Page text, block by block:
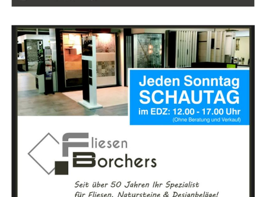
Loka­le Unter­stüt­zung:Durch den Kauf bei
einem loka­len Fahr­rad­händ­ler unter­stützt du
auch dei­ne loka­le Wirt­schaft und Gemein­schaft.
Loka­le Händ­ler tra­gen oft zum sozia­len und kul­
tu­rel­len Leben in ihrer Umge­bung bei und bie­ten
Arbeits­plät­ze in der Stadt.
Ins­ge­samt bie­tet die Aus­wahl eines Fahr­rad­händ­lers vor
Ort vie­le Vor­tei­le, ein­schließ­lich per­sön­li­cher Bera­tung,
Test­fahr­ten, Werk­statt­ser­vice und Unter­stüt­zung der
loka­len Wirtschaft.